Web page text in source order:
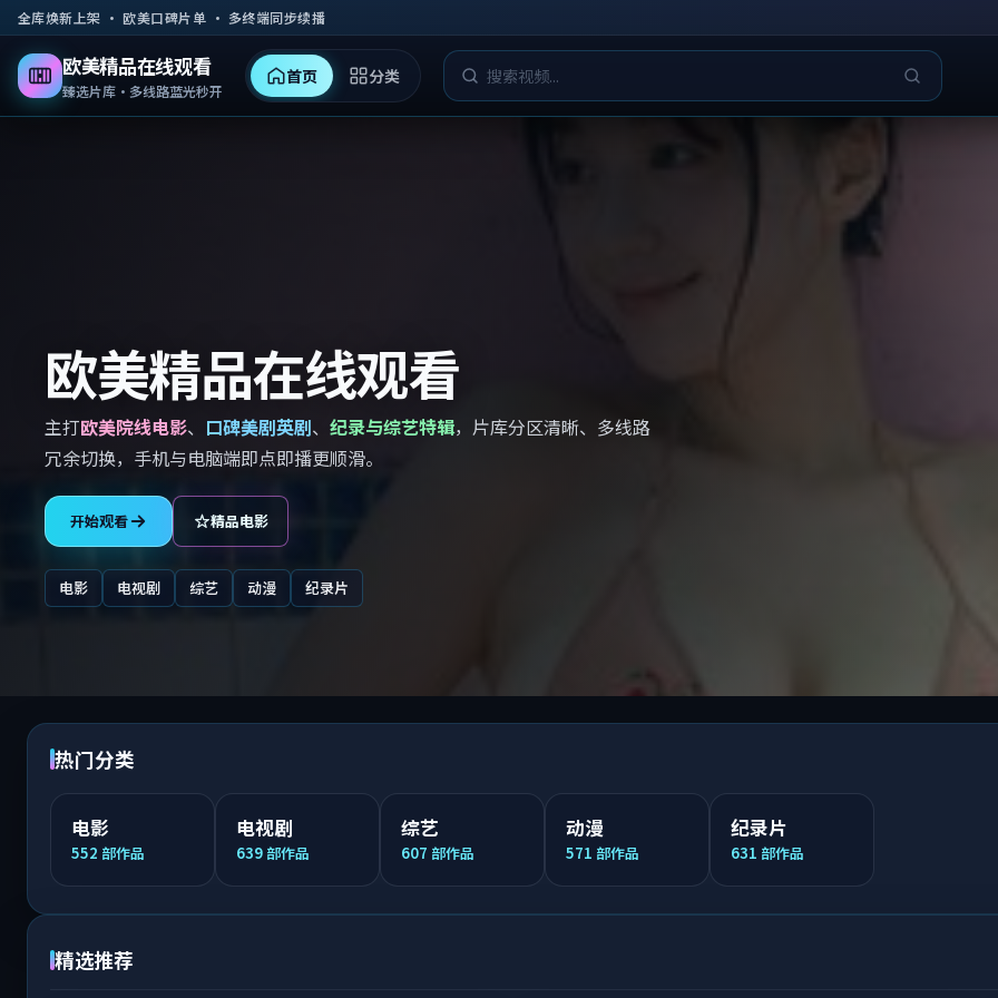
跳到主要内容
全库焕新上架 · 欧美口碑片单 · 多终端同步续播
欧美精品在线观看
臻选片库·多线路蓝光秒开
首页 分类
欧美精品在线观看
主打欧美院线电影、 口碑美剧英剧、 纪录与综艺特辑，片库分区清晰、多线路
冗余切换，手机与电脑端即点即播更顺滑。
开始观看 精品电影
电影 电视剧 综艺 动漫 纪录片
热门分类
电影
552 部作品
电视剧
639 部作品
综艺
607 部作品
动漫
571 部作品
纪录片
631 部作品
精选推荐